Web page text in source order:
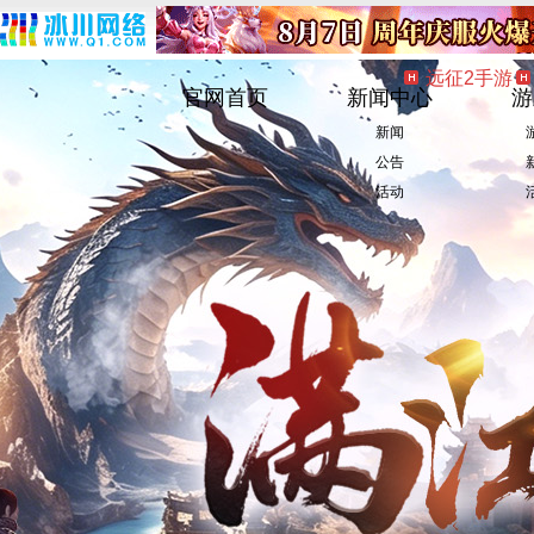
远征2手游
官网首页 新闻中心
新闻
公告
活动